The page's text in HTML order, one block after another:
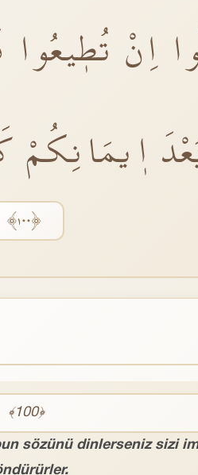
اِنْ
اٖيمَانِكُمْ
﴿١٠٠﴾
﴾100﴿
sözünü dinlerseniz sizi